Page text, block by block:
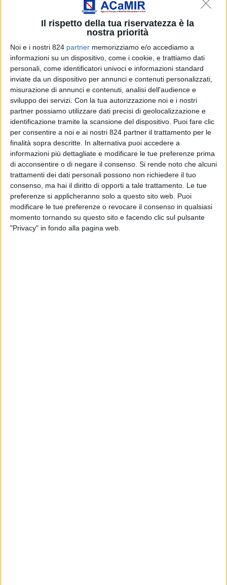
Il rispetto della tua riservatezza è la
nostra priorità
Noi e i nostri 824 partner memorizziamo e/o accediamo a
informazioni su un dispositivo, come i cookie, e trattiamo dati
personali, come identificatori univoci e informazioni standard
inviate da un dispositivo per annunci e contenuti personalizzati,
misurazione di annunci e contenuti, analisi dell'audience e
sviluppo dei servizi. Con la tua autorizzazione noi e i nostri
partner possiamo utilizzare dati precisi di geolocalizzazione e
identificazione tramite la scansione del dispositivo. Puoi fare clic
per consentire a noi e ai nostri 824 partner il trattamento per le
finalità sopra descritte. In alternativa puoi accedere a
informazioni più dettagliate e modificare le tue preferenze prima
di acconsentire o di negare il consenso. Si rende noto che alcuni
trattamenti dei dati personali possono non richiedere il tuo
consenso, ma hai il diritto di opporti a tale trattamento. Le tue
preferenze si applicheranno solo a questo sito web. Puoi
modificare le tue preferenze o revocare il consenso in qualsiasi
momento tornando su questo sito e facendo clic sul pulsante
"Privacy" in fondo alla pagina web.
/Infrastrutture e Reti
La Regione Campania, attraverso la Struttura tecnica
di missione per l’attuazione della delibera CIPE
54/2016, si pone l’obiettivo di realizzare numerosi
interventi stradali a diversa scala su tutto il territorio
regionale.
Per le strade di interesse regionale, o comunque per
interventi trasportisticamente rilevanti, l’Agenzia è
stata individuata quale soggetto che dovrà svolgere
le attività di progettazione, per la gestione delle
procedure concorsuali di affidamento dei servizi di
progettazione e per l’appalto dei lavori, in ragione di
specifici protocolli da sottoscrivere anche con le
Amministrazioni provinciali interessate.